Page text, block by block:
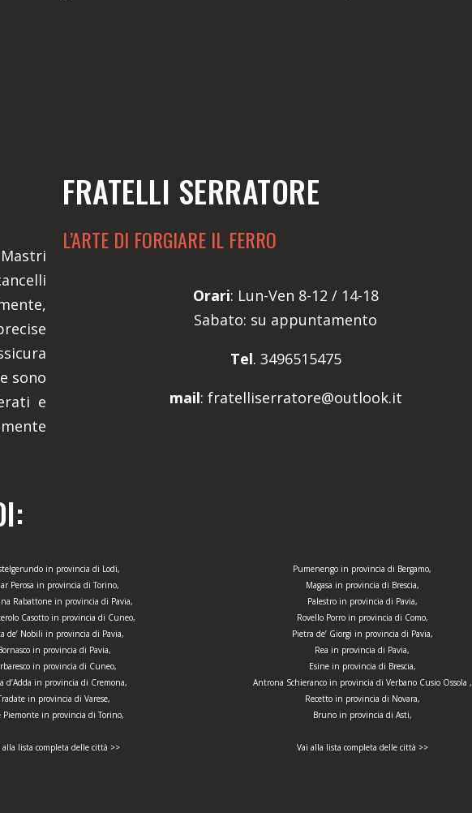
sono
e
FRATELLI SERRATORE
L’ARTE DI FORGIARE IL FERRO
Orari: Lun-Ven 8-12 / 14-18
Sabato: su appuntamento
Tel. 3496515475
mail: fratelliserratore@outlook.it
in provincia di Lodi,
Perosa in provincia di Torino,
Rabattone in provincia di Pavia,
Casotto in provincia di Cuneo,
de’ Nobili in provincia di Pavia,
in provincia di Pavia,
in provincia di Cuneo,
d’Adda in provincia di Cremona,
in provincia di Varese,
Piemonte in provincia di Torino,
alla lista completa delle città >>
Pumenengo in provincia di Bergamo,
Magasa in provincia di Brescia,
Palestro in provincia di Pavia,
Rovello Porro in provincia di Como,
Pietra de’ Giorgi in provincia di Pavia,
Rea in provincia di Pavia,
Esine in provincia di Brescia,
Antrona Schieranco in provincia di Verbano Cusio Ossola ,
Recetto in provincia di Novara,
Bruno in provincia di Asti,
Vai alla lista completa delle città >>